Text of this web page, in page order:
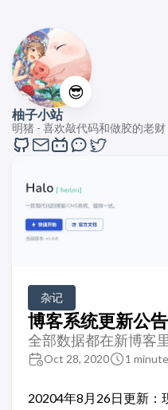
😎
柚子小站
明猪 - 喜欢敲代码和做胶的老财
杂记
博客系统更新公告
全部数据都在新博客
Oct 28, 2020 1
20204年8月26日更新：